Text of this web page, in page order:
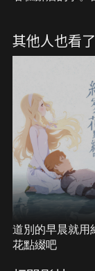
藏（田丸篤志配
中暗自做了個決
的內心也開始
其他人也看了
道別的早晨就用
花點綴吧